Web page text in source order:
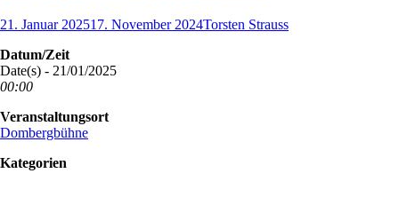
Veröffentlicht
21. Januar 202517. November 2024Autor
Torsten Strauss
Datum/Zeit
Date(s) - 21/01/2025
00:00
Veranstaltungsort
Dombergbühne
Kategorien